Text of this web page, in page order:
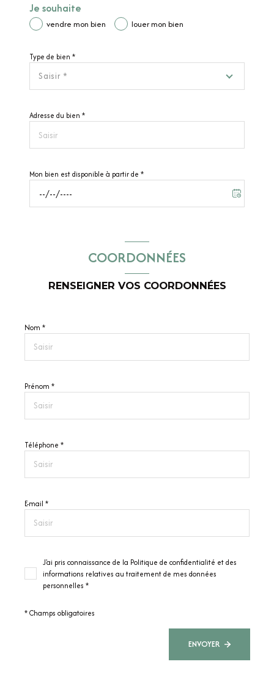
Je souhaite
vendre mon bien louer mon bien
Type de bien *
Saisir *
Adresse du bien *
Mon bien est disponible à partir de *
COORDONNÉES
RENSEIGNER VOS COORDONNÉES
Nom *
Prénom *
Téléphone *
E-mail *
J'ai pris connaissance de la Politique de confidentialité et des
informations relatives au traitement de mes données
personnelles *
* Champs obligatoires
ENVOYER